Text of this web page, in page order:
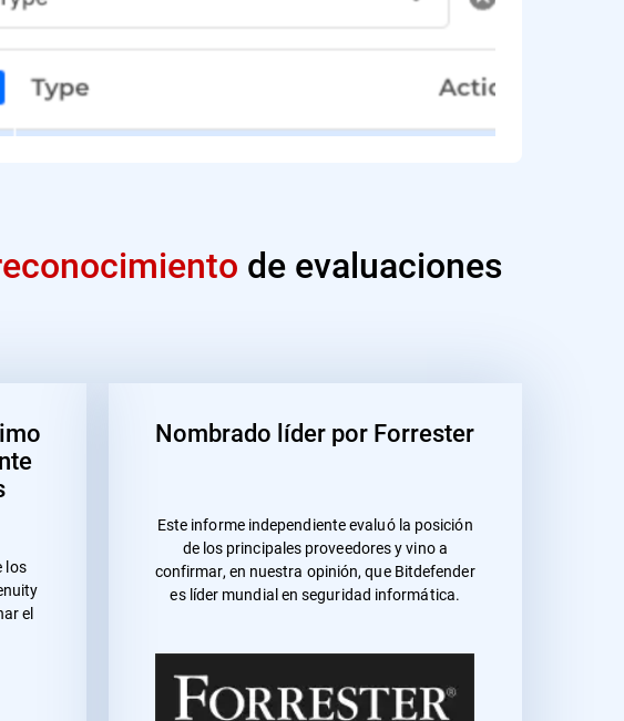
de evaluaciones
los
el
Nombrado líder por Forrester
Este informe independiente evaluó la posición
de los principales proveedores y vino a
confirmar, en nuestra opinión, que Bitdefender
es líder mundial en seguridad informática.